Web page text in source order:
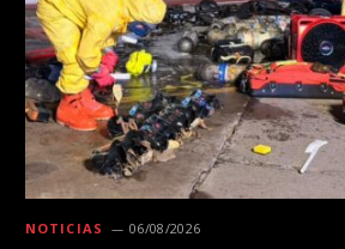
NOTICIAS 06/08/2026